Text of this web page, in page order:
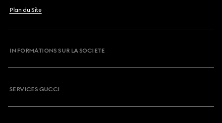
Plan du Site
INFORMATIONS SUR LA SOCIETE
SERVICES GUCCI